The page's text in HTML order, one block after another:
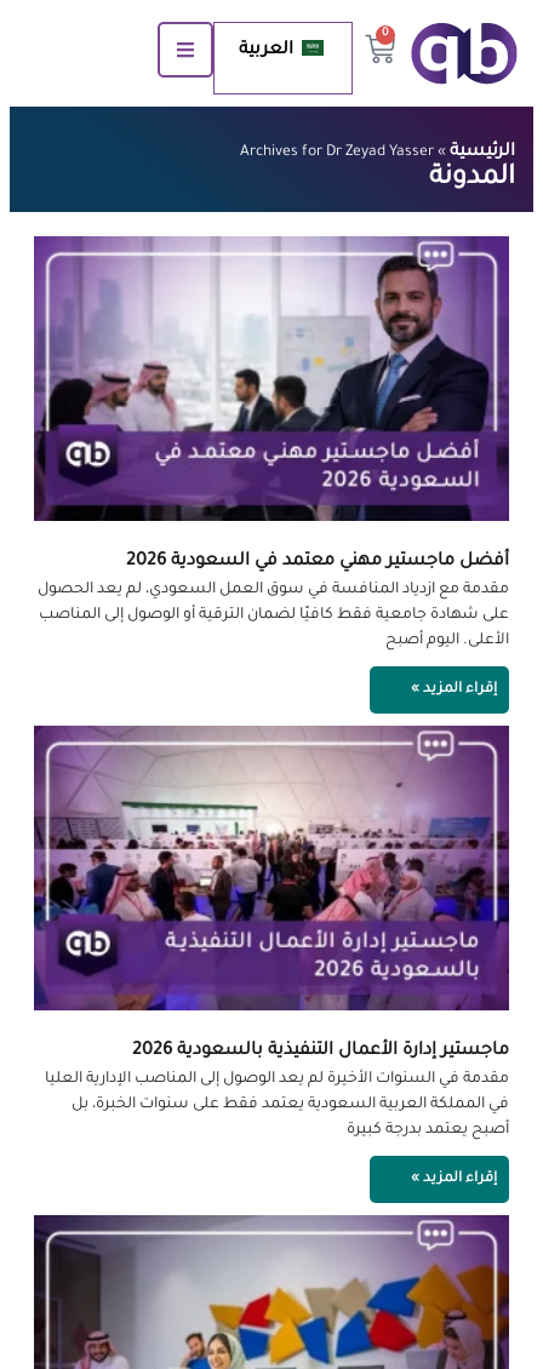
0
العربية
الرئيسية »
Archives for Dr Zeyad Yasser
المدونة
أفضل ماجستير مهني معتمد في السعودية 2026
مقدمة مع ازدياد المنافسة في سوق العمل السعودي، لم يعد الحصول
على شهادة جامعية فقط كافيًا لضمان الترقية أو الوصول إلى المناصب
الأعلى. اليوم أصبح
إقراء المزيد »
ماجستير إدارة الأعمال التنفيذية بالسعودية 2026
مقدمة في السنوات الأخيرة لم يعد الوصول إلى المناصب الإدارية العليا
في المملكة العربية السعودية يعتمد فقط على سنوات الخبرة، بل
أصبح يعتمد بدرجة كبيرة
إقراء المزيد »